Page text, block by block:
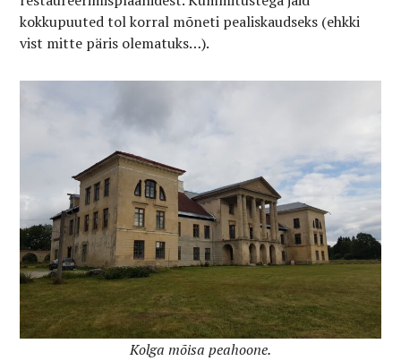
kokkupuuted tol korral mõneti pealiskaudseks (ehkki
vist mitte päris olematuks…).
Kolga mõisa peahoone.